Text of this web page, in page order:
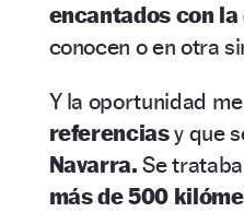
encantados con
conocen o en otra
Y la oportunidad
referenciasy que
Navarra. Se
más de 500